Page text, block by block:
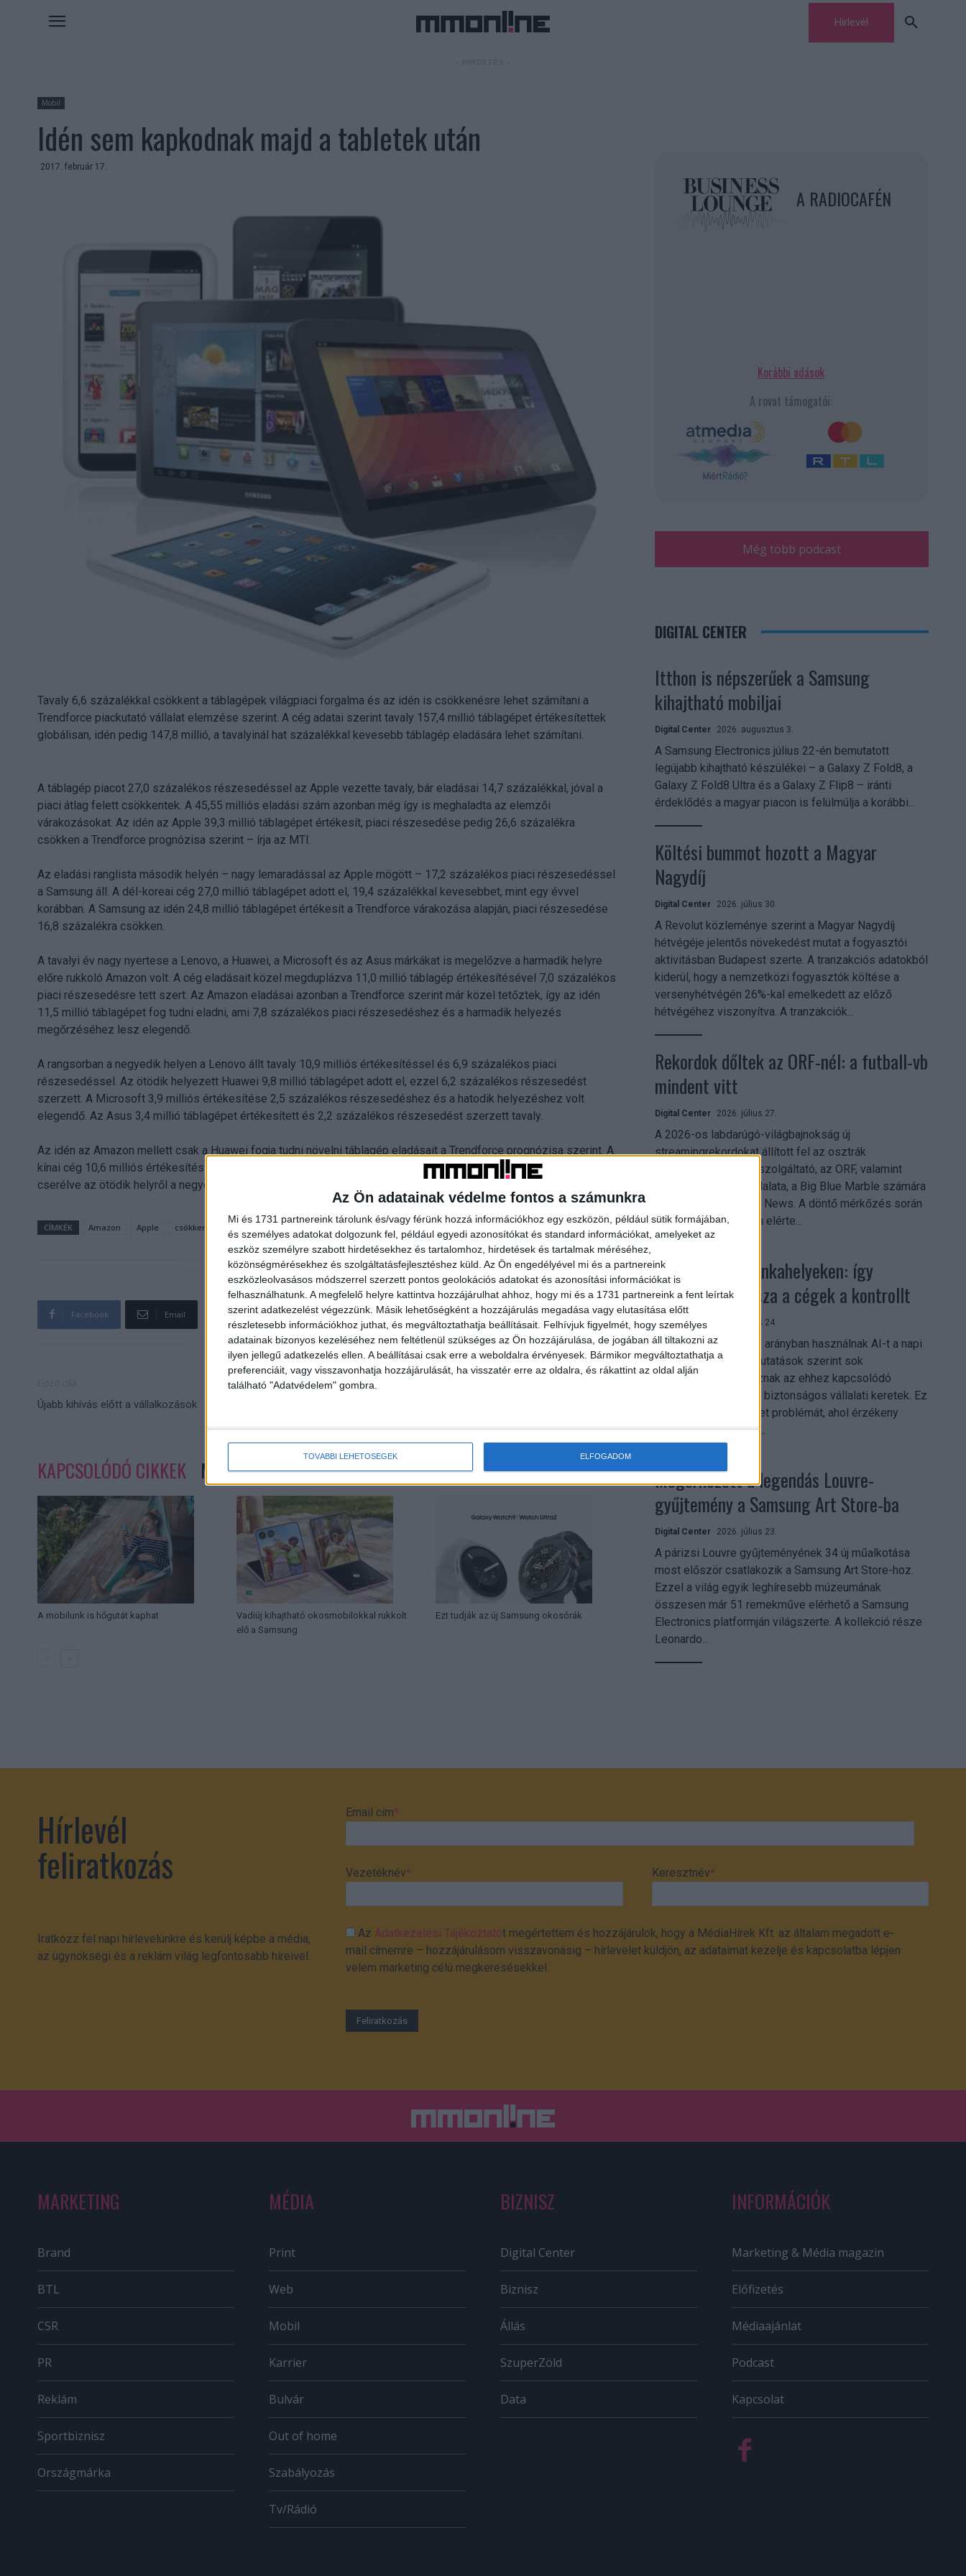
Az Ön adatainak védelme fontos a számunkra
Mi és 1731 partnereink tárolunk és/vagy férünk hozzá információkhoz egy eszközön, például sütik formájában,
és személyes adatokat dolgozunk fel, például egyedi azonosítókat és standard információkat, amelyeket az
eszköz személyre szabott hirdetésekhez és tartalomhoz, hirdetések és tartalmak méréséhez,
közönségmérésekhez és szolgáltatásfejlesztéshez küld. Az Ön engedélyével mi és a partnereink
eszközleolvasásos módszerrel szerzett pontos geolokációs adatokat és azonosítási információkat is
felhasználhatunk. A megfelelő helyre kattintva hozzájárulhat ahhoz, hogy mi és a 1731 partnereink a fent leírtak
szerint adatkezelést végezzünk. Másik lehetőségként a hozzájárulás megadása vagy elutasítása előtt
részletesebb információkhoz juthat, és megváltoztathatja beállításait. Felhívjuk figyelmét, hogy személyes
adatainak bizonyos kezeléséhez nem feltétlenül szükséges az Ön hozzájárulása, de jogában áll tiltakozni az
ilyen jellegű adatkezelés ellen. A beállításai csak erre a weboldalra érvényesek. Bármikor megváltoztathatja a
preferenciáit, vagy visszavonhatja hozzájárulását, ha visszatér erre az oldalra, és rákattint az oldal alján
található "Adatvédelem" gombra.
TOVÁBBI LEHETŐSÉGEK ELFOGADOM
Hírlevél
Mobil
Idén sem kapkodnak majd a tabletek után
2017. február 17.
Tavaly 6,6 százalékkal csökkent a táblagépek világpiaci forgalma és az idén is csökkenésre lehet számítani a
Trendforce piackutató vállalat elemzése szerint. A cég adatai szerint tavaly 157,4 millió táblagépet értékesítettek
globálisan, idén pedig 147,8 millió, a tavalyinál hat százalékkal kevesebb táblagép eladására lehet számítani.
A táblagép piacot 27,0 százalékos részesedéssel az Apple vezette tavaly, bár eladásai 14,7 százalékkal, jóval a
piaci átlag felett csökkentek. A 45,55 milliós eladási szám azonban még így is meghaladta az elemzői
várakozásokat. Az idén az Apple 39,3 millió táblagépet értékesít, piaci részesedése pedig 26,6 százalékra
csökken a Trendforce prognózisa szerint – írja az MTI.
Az eladási ranglista második helyén – nagy lemaradással az Apple mögött – 17,2 százalékos piaci részesedéssel
a Samsung áll. A dél-koreai cég 27,0 millió táblagépet adott el, 19,4 százalékkal kevesebbet, mint egy évvel
korábban. A Samsung az idén 24,8 millió táblagépet értékesít a Trendforce várakozása alapján, piaci részesedése
16,8 százalékra csökken.
A tavalyi év nagy nyertese a Lenovo, a Huawei, a Microsoft és az Asus márkákat is megelőzve a harmadik helyre
előre rukkoló Amazon volt. A cég eladásait közel megduplázva 11,0 millió táblagép értékesítésével 7,0 százalékos
piaci részesedésre tett szert. Az Amazon eladásai azonban a Trendforce szerint már közel tetőztek, így az idén
11,5 millió táblagépet fog tudni eladni, ami 7,8 százalékos piaci részesedéshez és a harmadik helyezés
megőrzéséhez lesz elegendő.
A rangsorban a negyedik helyen a Lenovo állt tavaly 10,9 milliós értékesítéssel és 6,9 százalékos piaci
részesedéssel. Az ötödik helyezett Huawei 9,8 millió táblagépet adott el, ezzel 6,2 százalékos részesedést
szerzett. A Microsoft 3,9 milliós értékesítése 2,5 százalékos részesedéshez és a hatodik helyezéshez volt
elegendő. Az Asus 3,4 millió táblagépet értékesített és 2,2 százalékos részesedést szerzett tavaly.
Az idén az Amazon mellett csak a Huawei fogja tudni növelni táblagép eladásait a Trendforce prognózisa szerint. A
kínai cég 10,6 milliós értékesítéssel 7,2 százalékra növeli piaci részesedését és ezzel a Lenovo-val helyet
cserélve az ötödik helyről a negyedikre lép majd előre.
CÍMKÉK Amazon Apple csökken táblagép
Facebook Email
Újabb kihívás előtt a vállalkozások
KAPCSOLÓDÓ CIKKEK MORE FROM AUTHOR
A mobilunk is hőgutát kaphat
Vadiúj kihajtható okosmobilokkal rukkolt
elő a Samsung
Ezt tudják az új Samsung okosórák
A RADIOCAFÉN
Korábbi adások
A rovat támogatói:
Még több podcast
DIGITAL CENTER
Itthon is népszerűek a Samsung
kihajtható mobiljai
Digital Center 2026. augusztus 3.
A Samsung Electronics július 22-én bemutatott
legújabb kihajtható készülékei – a Galaxy Z Fold8, a
Galaxy Z Fold8 Ultra és a Galaxy Z Flip8 – iránti
érdeklődés a magyar piacon is felülmúlja a korábbi...
Költési bummot hozott a Magyar
Nagydíj
Digital Center 2026. július 30.
A Revolut közleménye szerint a Magyar Nagydíj
hétvégéje jelentős növekedést mutat a fogyasztói
aktivitásban Budapest szerte. A tranzakciós adatokból
kiderül, hogy a nemzetközi fogyasztók költése a
versenyhétvégén 26%-kal emelkedett az előző
hétvégéhez viszonyítva. A tranzakciók...
Rekordok dőltek az ORF-nél: a futball-vb
mindent vitt
Digital Center 2026. július 27.
A 2026-os labdarúgó-világbajnokság új
streamingrekordokat állított fel az osztrák
közszolgálati műsorszolgáltató, az ORF, valamint
technológiai leányvállalata, a Big Blue Marble számára
– írja a Broadband TV News. A döntő mérkőzés során
az átlagos nézőszám elérte...
Shadow AI a munkahelyeken: így
szerezhetik vissza a cégek a kontrollt
Digital Center 2026. július 24.
A munkavállalók nagy arányban használnak AI-t a napi
munkában, ám friss kutatások szerint sok
szervezetnél hiányoznak az ehhez kapcsolódó
világos irányelvek és biztonságos vállalati keretek. Ez
különösen ott jelenthet problémát, ahol érzékeny
üzleti információkkal...
Megérkezett a legendás Louvre-
gyűjtemény a Samsung Art Store-ba
Digital Center 2026. július 23.
A párizsi Louvre gyűjteményének 34 új műalkotása
most először csatlakozik a Samsung Art Store-hoz.
Ezzel a világ egyik leghíresebb múzeumának
összesen már 51 remekműve elérhető a Samsung
Electronics platformján világszerte. A kollekció része
Leonardo...
Hírlevél
feliratkozás
Iratkozz fel napi hírlevelünkre és kerülj képbe a média,
az ügynökségi és a reklám világ legfontosabb híreivel.
Email cím*
Vezetéknév* Keresztnév*
AzAdatkezelési Tájékoztatót megértettem és hozzájárulok, hogy a MédiaHírek Kft. az általam megadott e-
mail címemre – hozzájárulásom visszavonásig – hírlevelet küldjön, az adataimat kezelje és kapcsolatba lépjen
velem marketing célú megkeresésekkel.
MARKETING
Brand
BTL
CSR
PR
Reklám
Sportbiznisz
Országmárka
MÉDIA
Print
Web
Mobil
Karrier
Bulvár
Out of home
Szabályozás
Tv/Rádió
BIZNISZ
Digital Center
Biznisz
Állás
SzuperZöld
Data
INFORMÁCIÓK
Marketing & Média magazin
Előfizetés
Médiaajánlat
Podcast
Kapcsolat